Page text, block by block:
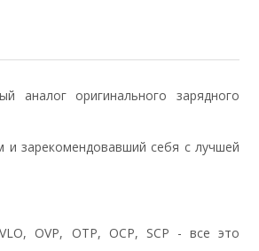
аналог оригинального зарядного
зарекомендовавший себя с лучшей
OVP, OTP, OCP, SCP - все это